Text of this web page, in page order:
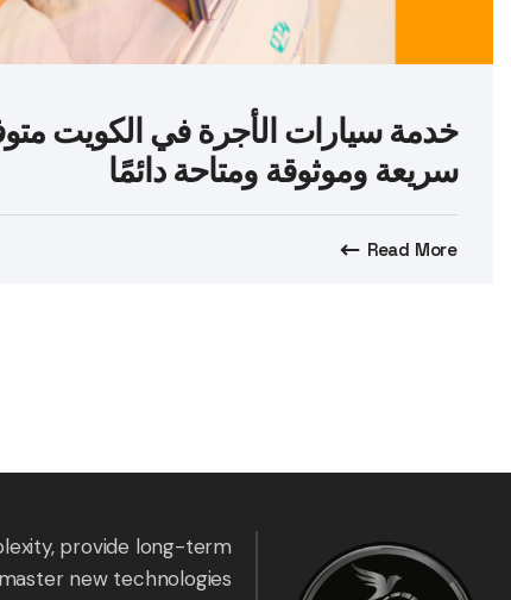
خدمة سيارات الأجرة في الكويت
سريعة وموثوقة ومتاحة دائمًا
Read More
provide long-term
new technologies.